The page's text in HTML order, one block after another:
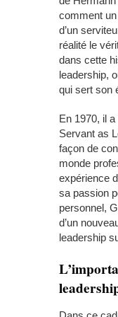
comment
d’un
réalité le
dans cette
leadership,
qui sert son
En 1970, il a
Servant as
façon de
monde
expérience
sa passion
personnel,
d’un
leadership